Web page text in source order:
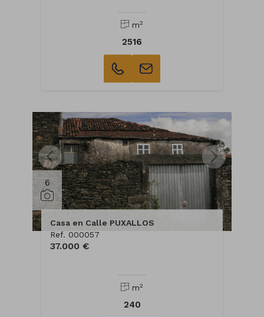
m2
2516
6
Casa en Calle PUXALLOS
Ref. 000057
37.000 €
m2
240